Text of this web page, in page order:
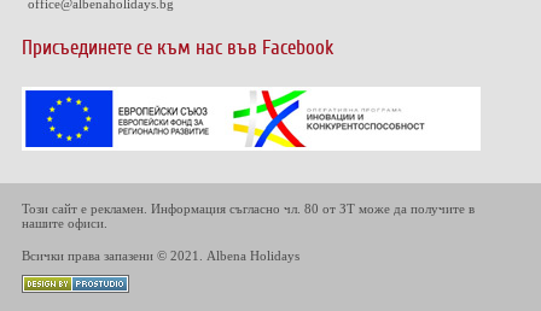
office@albenaholidays.bg
Присъединете се към нас във Facebook
Този сайт е рекламен. Информация съгласно чл. 80 от ЗТ може да получите в
нашите офиси.
Всички права запазени © 2021. Albena Holidays